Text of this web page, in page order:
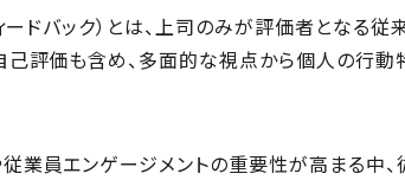
ドバック）とは、上司のみが評価者となる従
己評価も含め、多面的な視点から個人の行
業員エンゲージメントの重要性が高まる中